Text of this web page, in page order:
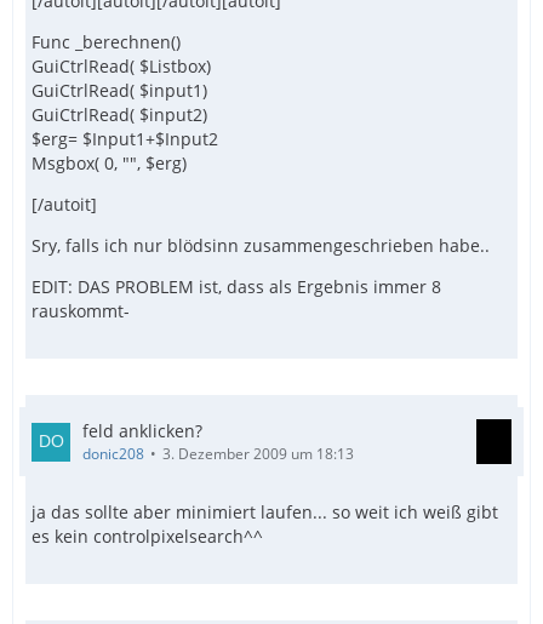
Func _berechnen()
GuiCtrlRead( $Listbox)
GuiCtrlRead( $input1)
GuiCtrlRead( $input2)
$erg= $Input1+$Input2
Msgbox( 0, "", $erg)
[/autoit]
Sry, falls ich nur blödsinn zusammengeschrieben habe..
EDIT: DAS PROBLEM ist, dass als Ergebnis immer 8
rauskommt-
feld anklicken?
donic208 3. Dezember 2009 um 18:13
ja das sollte aber minimiert laufen... so weit ich weiß gibt
es kein controlpixelsearch^^